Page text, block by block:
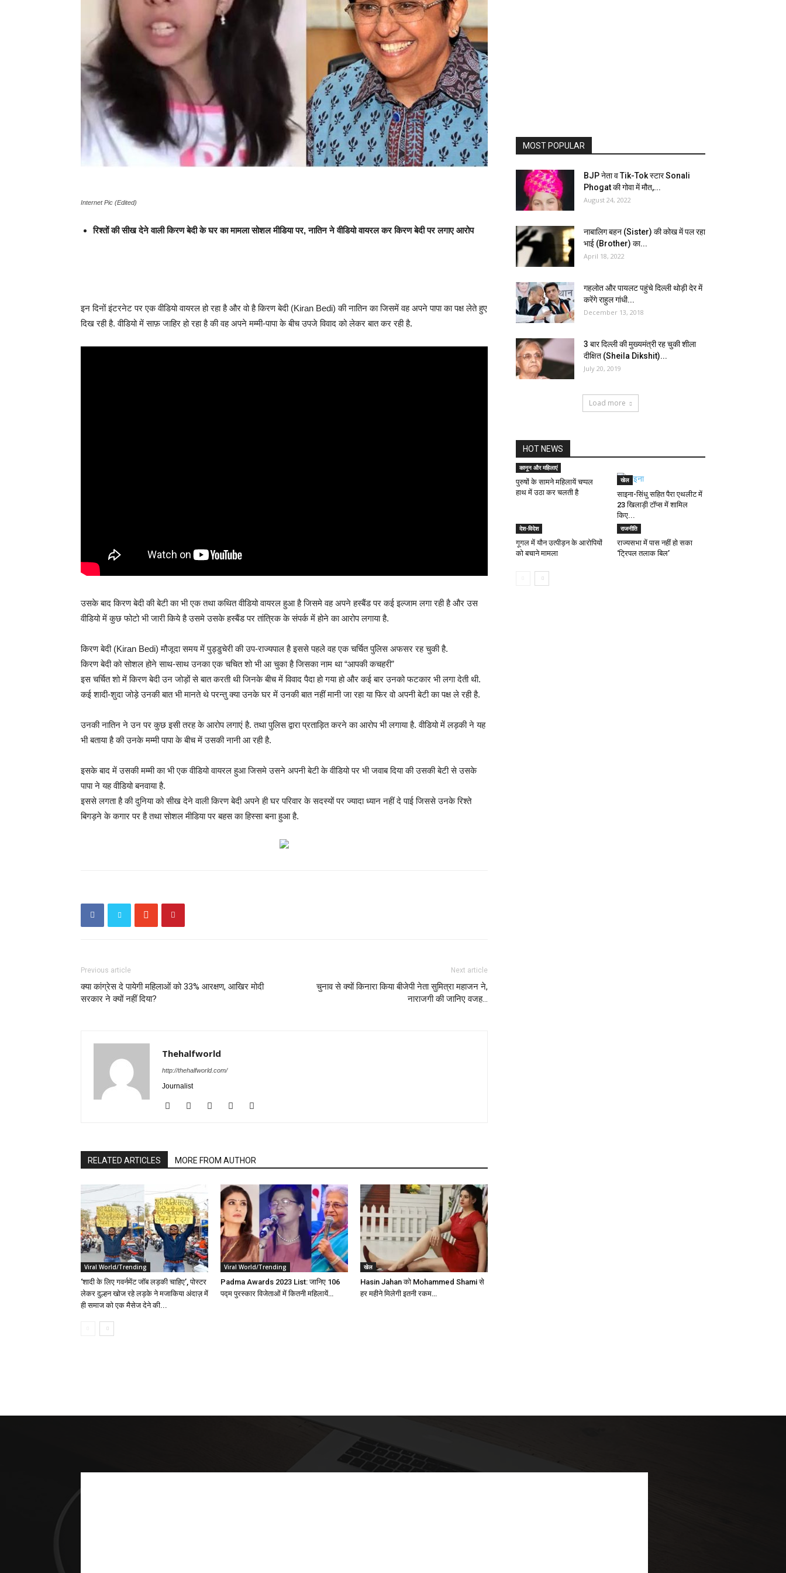
Internet Pic (Edited)
रिश्तों की सीख देने वाली किरण बेदी के घर का मामला सोशल मीडिया पर, नातिन ने वीडियो वायरल कर किरण बेदी पर लगाए आरोप
इन दिनों इंटरनेट पर एक वीडियो वायरल हो रहा है और वो है किरण बेदी (Kiran Bedi) की नातिन का जिसमें वह अपने पापा का पक्ष लेते हुए
दिख रही है. वीडियो में साफ़ जाहिर हो रहा है की वह अपने मम्मी-पापा के बीच उपजे विवाद को लेकर बात कर रही है.
उसके बाद किरण बेदी की बेटी का भी एक तथा कथित वीडियो वायरल हुआ है जिसमे वह अपने हस्बैंड पर कई इल्जाम लगा रही है और उस
वीडियो में कुछ फोटो भी जारी किये है उसमे उसके हस्बैंड पर तांत्रिक के संपर्क में होने का आरोप लगाया है.
किरण बेदी (Kiran Bedi) मौजूदा समय में पुड्डुचेरी की उप-राज्यपाल है इससे पहले वह एक चर्चित पुलिस अफसर रह चुकी है.
किरण बेदी को सोशल होने साथ-साथ उनका एक चचित शो भी आ चुका है जिसका नाम था “आपकी कचहरी”
इस चर्चित शो में किरण बेदी उन जोड़ों से बात करती थी जिनके बीच में विवाद पैदा हो गया हो और कई बार उनको फटकार भी लगा देती थी.
कई शादी-शुदा जोड़े उनकी बात भी मानते थे परन्तु क्या उनके घर में उनकी बात नहीं मानी जा रहा या फिर वो अपनी बेटी का पक्ष ले रही है.
उनकी नातिन ने उन पर कुछ इसी तरह के आरोप लगाएं है. तथा पुलिस द्वारा प्रताड़ित करने का आरोप भी लगाया है. वीडियो में लड़की ने यह
भी बताया है की उनके मम्मी पापा के बीच में उसकी नानी आ रही है.
इसके बाद में उसकी मम्मी का भी एक वीडियो वायरल हुआ जिसमे उसने अपनी बेटी के वीडियो पर भी जवाब दिया की उसकी बेटी से उसके
पापा ने यह वीडियो बनवाया है.
इससे लगता है की दुनिया को सीख देने वाली किरण बेदी अपने ही घर परिवार के सदस्यों पर ज्यादा ध्यान नहीं दे पाई जिससे उनके रिश्ते
बिगड़ने के कगार पर है तथा सोशल मीडिया पर बहस का हिस्सा बना हुआ है.
Previous article
क्या कांग्रेस दे पायेगी महिलाओं को 33% आरक्षण, आखिर मोदी
सरकार ने क्यों नहीं दिया?
Next article
चुनाव से क्यों किनारा किया बीजेपी नेता सुमित्रा महाजन ने,
नाराजगी की जानिए वजह…
Thehalfworld
http://thehalfworld.com/
Journalist
RELATED ARTICLES MORE FROM AUTHOR
Viral World/Trending
‘शादी के लिए गवर्नमेंट जॉब लड़की चाहिए’, पोस्टर
लेकर दुल्हन खोज रहे लड़के ने मजाकिया अंदाज़ में
ही समाज को एक मैसेज देने की...
Viral World/Trending
Padma Awards 2023 List: जानिए 106
पद्म पुरस्कार विजेताओं में कितनी महिलायें…
खेल
Hasin Jahan को Mohammed Shami से
हर महीने मिलेगी इतनी रकम…
MOST POPULAR
BJP नेता व Tik-Tok स्टार Sonali
Phogat की गोवा में मौत,...
August 24, 2022
नाबालिग बहन (Sister) की कोख में पल रहा
भाई (Brother) का...
April 18, 2022
गहलोत और पायलट पहुंचे दिल्ली थोड़ी देर में
करेंगे राहुल गांधी...
December 13, 2018
3 बार दिल्ली की मुख्यमंत्री रह चुकी शीला
दीक्षित (Sheila Dikshit)...
July 20, 2019
Load more
HOT NEWS
कानून और महिलाएं
पुरुषों के सामने महिलायें चप्पल
हाथ में उठा कर चलती है
खेल
साइना-सिंधु सहित पैरा एथलीट में
23 खिलाड़ी टॉप्स में शामिल
किए...
देश-विदेश
गूगल में यौन उत्पीड़न के आरोपियों
को बचाने मामला
राजनीति
राज्यसभा में पास नहीं हो सका
‘ट्रिपल तलाक बिल’